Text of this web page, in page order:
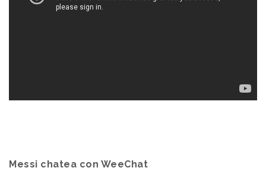
Messi chatea con WeeChat